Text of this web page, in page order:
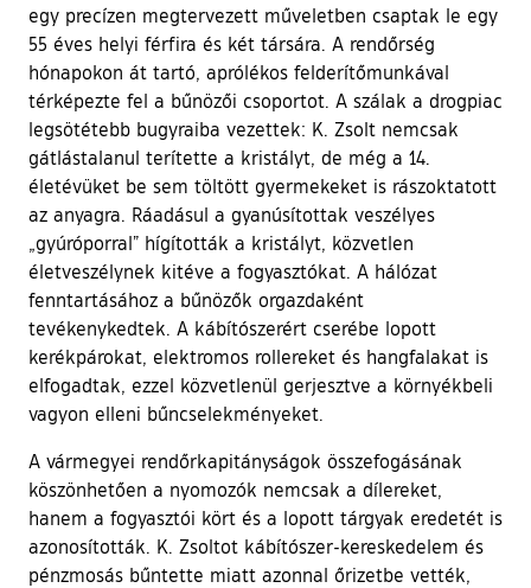
egy precízen megtervezett műveletben csaptak le egy
55 éves helyi férfira és két társára. A rendőrség
hónapokon át tartó, aprólékos felderítőmunkával
térképezte fel a bűnözői csoportot. A szálak a drogpiac
legsötétebb bugyraiba vezettek: K. Zsolt nemcsak
gátlástalanul terítette a kristályt, de még a 14.
életévüket be sem töltött gyermekeket is rászoktatott
az anyagra. Ráadásul a gyanúsítottak veszélyes
„gyúróporral” hígították a kristályt, közvetlen
életveszélynek kitéve a fogyasztókat. A hálózat
fenntartásához a bűnözők orgazdaként
tevékenykedtek. A kábítószerért cserébe lopott
kerékpárokat, elektromos rollereket és hangfalakat is
elfogadtak, ezzel közvetlenül gerjesztve a környékbeli
vagyon elleni bűncselekményeket.
A vármegyei rendőrkapitányságok összefogásának
köszönhetően a nyomozók nemcsak a dílereket,
hanem a fogyasztói kört és a lopott tárgyak eredetét is
azonosították. K. Zsoltot kábítószer-kereskedelem és
pénzmosás bűntette miatt azonnal őrizetbe vették,